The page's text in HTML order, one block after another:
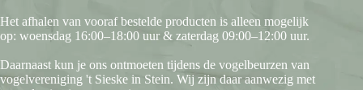
Het afhalen van vooraf bestelde producten is alleen mogelijk
op: woensdag 16:00–18:00 uur & zaterdag 09:00–12:00 uur.
Daarnaast kun je ons ontmoeten tijdens de vogelbeurzen van
vogelvereniging 't Sieske in Stein. Wij zijn daar aanwezig met